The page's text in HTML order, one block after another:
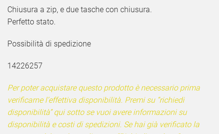
Chiusura a zip, e due tasche con chiusura.
Perfetto stato.
Possibilità di spedizione
14226257
Per poter acquistare questo prodotto è necessario prima
verificarne l’effettiva disponibilità. Premi su “richiedi
disponibilità” qui sotto se vuoi avere informazioni su
disponibilità e costi di spedizioni. Se hai già verificato la